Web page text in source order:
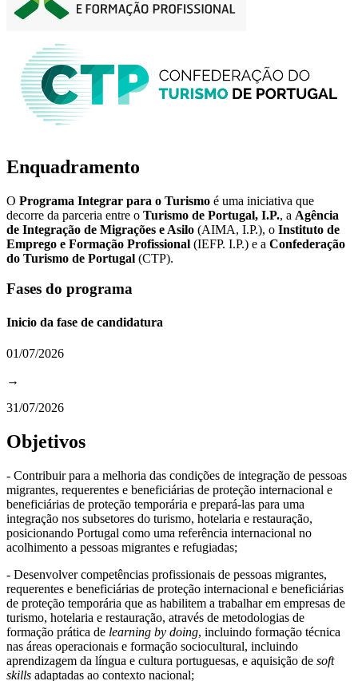
Enquadramento
O Programa Integrar para o Turismo é uma iniciativa que
decorre da parceria entre o Turismo de Portugal, I.P., a Agência
de Integração de Migrações e Asilo (AIMA, I.P.), o Instituto de
Emprego e Formação Profissional (IEFP. I.P.) e a Confederação
do Turismo de Portugal (CTP).
Fases do programa
Inicio da fase de candidatura
01/07/2026
→
31/07/2026
Objetivos
- Contribuir para a melhoria das condições de integração de pessoas
migrantes, requerentes e beneficiárias de proteção internacional e
beneficiárias de proteção temporária e prepará-las para uma
integração nos subsetores do turismo, hotelaria e restauração,
posicionando Portugal como uma referência internacional no
acolhimento a pessoas migrantes e refugiadas;
- Desenvolver competências profissionais de pessoas migrantes,
requerentes e beneficiárias de proteção internacional e beneficiárias
de proteção temporária que as habilitem a trabalhar em empresas de
turismo, hotelaria e restauração, através de metodologias de
formação prática de learning by doing, incluindo formação técnica
nas áreas operacionais e formação sociocultural, incluindo
aprendizagem da língua e cultura portuguesas, e aquisição de soft
skills adaptadas ao contexto nacional;